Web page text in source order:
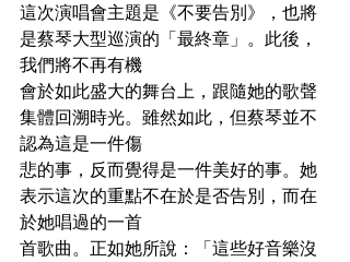
這次演唱會主題是《不要告別》，也將
是蔡琴大型巡演的「最終章」。此後，
我們將不再有機
會於如此盛大的舞台上，跟隨她的歌聲
集體回溯時光。雖然如此，但蔡琴並不
認為這是一件傷
悲的事，反而覺得是一件美好的事。她
表示這次的重點不在於是否告別，而在
於她唱過的一首
首歌曲。正如她所說：「這些好音樂沒